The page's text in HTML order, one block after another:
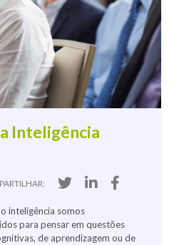
Inteligência
PARTILHAR:
inteligência somos
para pensar em questões
de aprendizagem ou de